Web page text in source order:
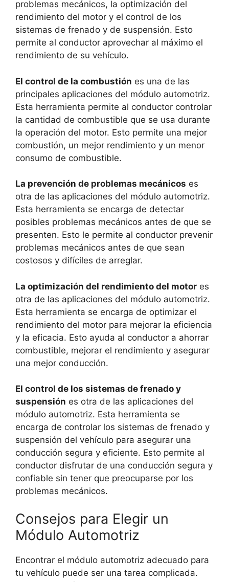
problemas mecánicos, la optimización del
rendimiento del motor y el control de los
sistemas de frenado y de suspensión. Esto
permite al conductor aprovechar al máximo el
rendimiento de su vehículo.
El control de la combustión es una de las
principales aplicaciones del módulo automotriz.
Esta herramienta permite al conductor controlar
la cantidad de combustible que se usa durante
la operación del motor. Esto permite una mejor
combustión, un mejor rendimiento y un menor
consumo de combustible.
La prevención de problemas mecánicos es
otra de las aplicaciones del módulo automotriz.
Esta herramienta se encarga de detectar
posibles problemas mecánicos antes de que se
presenten. Esto le permite al conductor prevenir
problemas mecánicos antes de que sean
costosos y difíciles de arreglar.
La optimización del rendimiento del motor es
otra de las aplicaciones del módulo automotriz.
Esta herramienta se encarga de optimizar el
rendimiento del motor para mejorar la eficiencia
y la eficacia. Esto ayuda al conductor a ahorrar
combustible, mejorar el rendimiento y asegurar
una mejor conducción.
El control de los sistemas de frenado y
suspensión es otra de las aplicaciones del
módulo automotriz. Esta herramienta se
encarga de controlar los sistemas de frenado y
suspensión del vehículo para asegurar una
conducción segura y eficiente. Esto permite al
conductor disfrutar de una conducción segura y
confiable sin tener que preocuparse por los
problemas mecánicos.
Consejos para Elegir un
Módulo Automotriz
Encontrar el módulo automotriz adecuado para
tu vehículo puede ser una tarea complicada.